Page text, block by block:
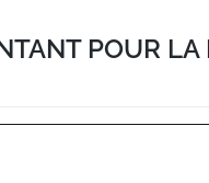
POUR